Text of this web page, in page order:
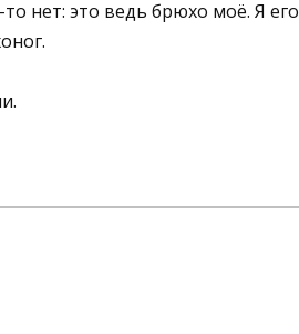
нет: это ведь брюхо моё. Я его